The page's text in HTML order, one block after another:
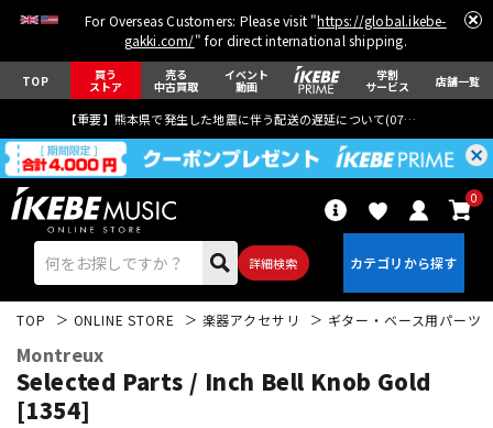
For Overseas Customers: Please visit "https://global.ikebe-
gakki.com/" for direct international shipping.
TOP 買う
ストア
売る
中古買取
イベント
動画
学割
サービス 店舗一覧
【重要】熊本県で発生した地震に伴う配送の遅延について(07月29日
詳細検索
0
TOP ONLINE STORE 楽器アクセサリ ギター・ベース用パーツ
Montreux
Selected Parts / Inch Bell Knob Gold
[1354]